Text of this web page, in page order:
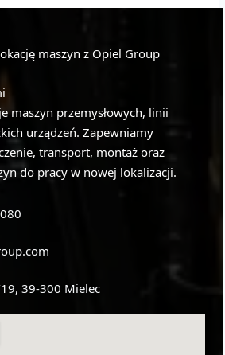
maszyn z Opiel Group
maszyn przemysłowych, linii
urządzeń. Zapewniamy
transport, montaż oraz
do pracy w nowej lokalizacji.
39-300 Mielec